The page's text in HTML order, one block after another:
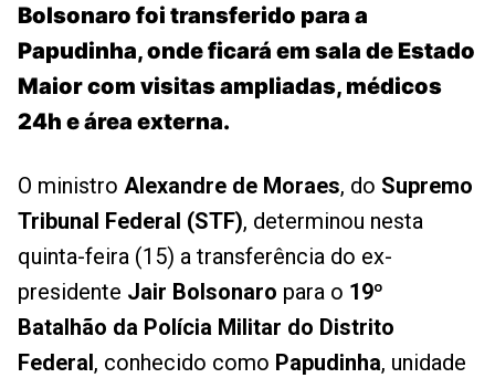
Bolsonaro foi transferido para a
Papudinha, onde ficará em sala de Estado
Maior com visitas ampliadas, médicos
24h e área externa.
O ministro Alexandre de Moraes, do Supremo
Tribunal Federal (STF), determinou nesta
quinta-feira (15) a transferência do ex-
presidente Jair Bolsonaro para o 19º
Batalhão da Polícia Militar do Distrito
Federal, conhecido como Papudinha, unidade